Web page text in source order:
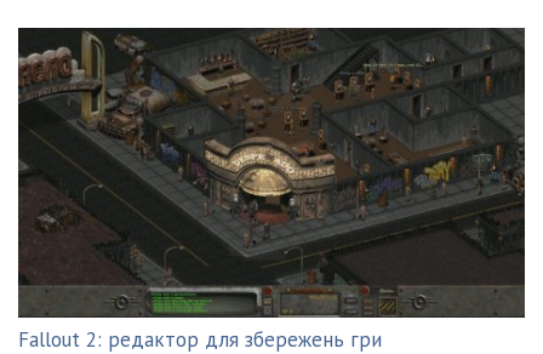
Fallout 2: редактор для збережень гри